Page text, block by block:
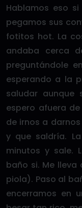
Hablamos eso
pegamos sus
fotitos hot. La
andaba cerca
preguntándole
esperando a la
saludar
espero afuera
de irnos a
y que saldría.
minutos y sale.
baño si. Me
piola). Paso al
encerramos en